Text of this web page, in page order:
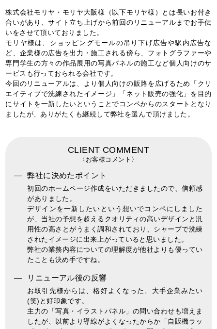
株式会社モリヤ・モリヤ大阪様（以下モリヤ様）とは長いお付き
合いがあり、サイト立ち上げから前回のリニューアルまでお手伝
いをさせて頂いておりました。
モリヤ様は、ショッピングモールの吊り下げ広告や駅内広告な
ど、企業様の広告を出力・施工される傍ら、フォトグラファーや
専門学生の方々の作品展用の写真パネルの施工など個人向けのサ
ービスも行っておられる会社です。
今回のリニューアルは、より個人向けの販路を広げるため「クリ
エイティブで洗練されたイメージ」「ネット販売の強化」を目的
にサイトを一新したいということでコンペからのスタートとなり
ましたが、ありがたくも継続して弊社を選んで頂けました。
CLIENT COMMENT
〈お客様コメント〉
弊社に決めたポイント
初回のホームページ作成をいただきましたので、信頼感
がありました。
デザインを一新したいという想いでコンペにしました
が、当社の予想を超えるクオリティの⾼いデザインと汎
⽤性の⾼さとがうまく調和されており、シャープで洗練
されたイメージに出来上がっていると思いました。
弊社の業務内容についての理解度が他社よりも優ってい
たことも決め手ですね。
リニューアル後の反響
お取引先様からは、格好よくなった、大手企業みたい
(笑)と好印象です。
主力の「写真・イラストパネル」の問い合わせも増えま
したが、以前より導線がよくなったからか「自販機ラッ